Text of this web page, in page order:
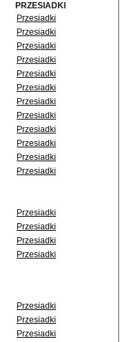
PRZESIADKI
Przesiadki
Przesiadki
Przesiadki
Przesiadki
Przesiadki
Przesiadki
Przesiadki
Przesiadki
Przesiadki
Przesiadki
Przesiadki
Przesiadki
Przesiadki
Przesiadki
Przesiadki
Przesiadki
Przesiadki
Przesiadki
Przesiadki